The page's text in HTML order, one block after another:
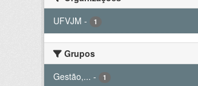
UFVJM - 1
Grupos
Gestão,... - 1